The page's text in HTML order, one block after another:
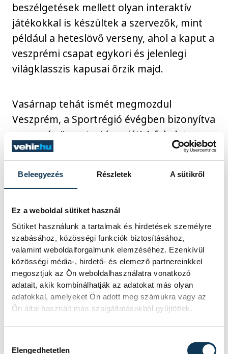
Beleegyezés Részletek A sütikről
Ez a weboldal sütiket használ
Sütiket használunk a tartalmak és hirdetések személyre
szabásához, közösségi funkciók biztosításához,
valamint weboldalforgalmunk elemzéséhez. Ezenkívül
közösségi média-, hirdető- és elemező partnereinkkel
megosztjuk az Ön weboldalhasználatra vonatkozó
adatait, akik kombinálhatják az adatokat más olyan
adatokkal, amelyeket Ön adott meg számukra vagy az
Ön által használt más szolgáltatásokból gyűjtöttek.
Elengedhetetlen
beszélgetések mellett olyan interaktív
játékokkal is készültek a szervezők, mint
például a heteslövő verseny, ahol a kaput a
veszprémi csapat egykori és jelenlegi
világklasszis kapusai őrzik majd.
Vasárnap tehát ismét megmozdul
Veszprém, a Sportrégió évégben bizonyítva
a mozgás összetartó erejét! A feladat
csupán annyi, hogy ki kell kelni a fotelből
és résztvenni valamelyik, vagy mindegyik
izgalmas eseményen.
közélet sport
kézilabda
férfi kézilabda-válogatott
Európa Sportrégiója
Tour de Hongrie
Veszprémi Kézilabdázás Napja